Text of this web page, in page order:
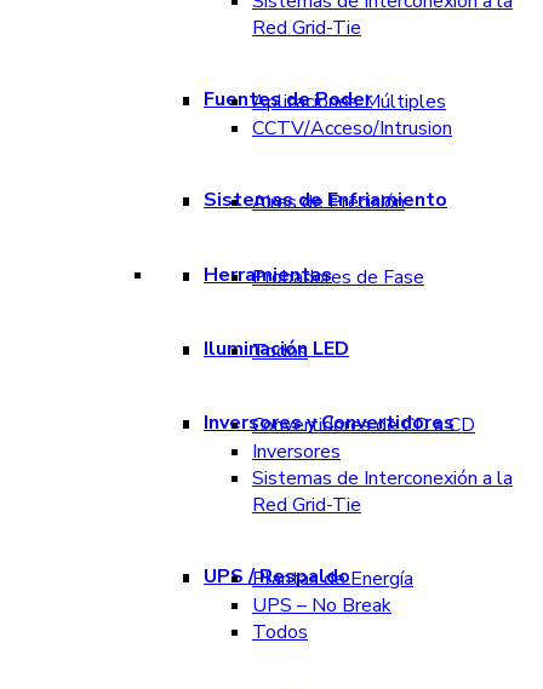
Red Grid-Tie
Fuentes de Poder
Aplicaciones Múltiples
CCTV/Acceso/Intrusion
Sistemas de Enfriamiento
Aires de Precisión
Herramientas
Probadores de Fase
Iluminación LED
Todos
Inversores y Convertidores
Convertidores de CD a CD
Inversores
Sistemas de Interconexión a la
Red Grid-Tie
UPS / Respaldo
Plantas de Energía
UPS – No Break
Todos